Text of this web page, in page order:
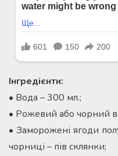
Інгредієнти:
• Вода – 300 мл.;
• Рожевий або чорний
• Заморожені ягоди
чорниці – пів склянки;